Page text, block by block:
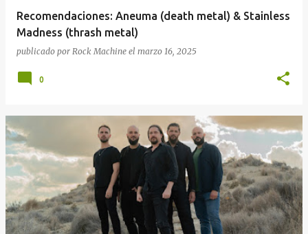
Recomendaciones: Aneuma (death metal) & Stainless
Madness (thrash metal)
publicado por Rock Machine el marzo 16, 2025
0